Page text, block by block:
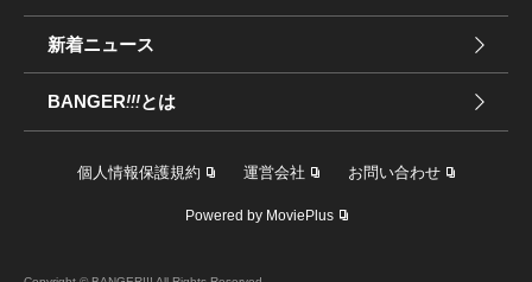
新着ニュース
BANGER!!!とは
個人情報保護規約 運営会社 お問い合わせ
Powered by MoviePlus